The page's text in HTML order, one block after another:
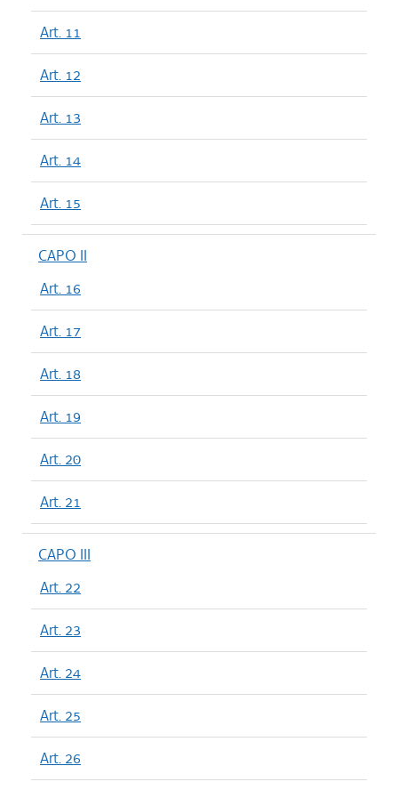
Art. 11
Art. 12
Art. 13
Art. 14
Art. 15
CAPO II
Art. 16
Art. 17
Art. 18
Art. 19
Art. 20
Art. 21
CAPO III
Art. 22
Art. 23
Art. 24
Art. 25
Art. 26